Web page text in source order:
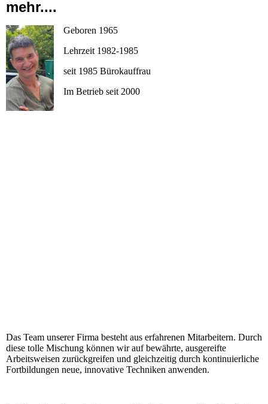
mehr....
Geboren 1965
Lehrzeit 1982-1985
seit 1985 Bürokauffrau
Im Betrieb seit 2000
Das Team unserer Firma besteht aus erfahrenen Mitarbeitern. Durch
diese tolle Mischung können wir auf bewährte, ausgereifte
Arbeitsweisen zurückgreifen und gleichzeitig durch kontinuierliche
Fortbildungen neue, innovative Techniken anwenden.